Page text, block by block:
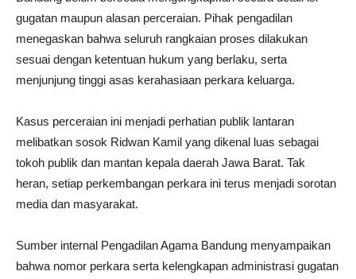
gugatan maupun alasan perceraian. Pihak pengadilan
menegaskan bahwa seluruh rangkaian proses dilakukan
sesuai dengan ketentuan hukum yang berlaku, serta
menjunjung tinggi asas kerahasiaan perkara keluarga.
Kasus perceraian ini menjadi perhatian publik lantaran
melibatkan sosok Ridwan Kamil yang dikenal luas sebagai
tokoh publik dan mantan kepala daerah Jawa Barat. Tak
heran, setiap perkembangan perkara ini terus menjadi sorotan
media dan masyarakat.
Sumber internal Pengadilan Agama Bandung menyampaikan
bahwa nomor perkara serta kelengkapan administrasi gugatan